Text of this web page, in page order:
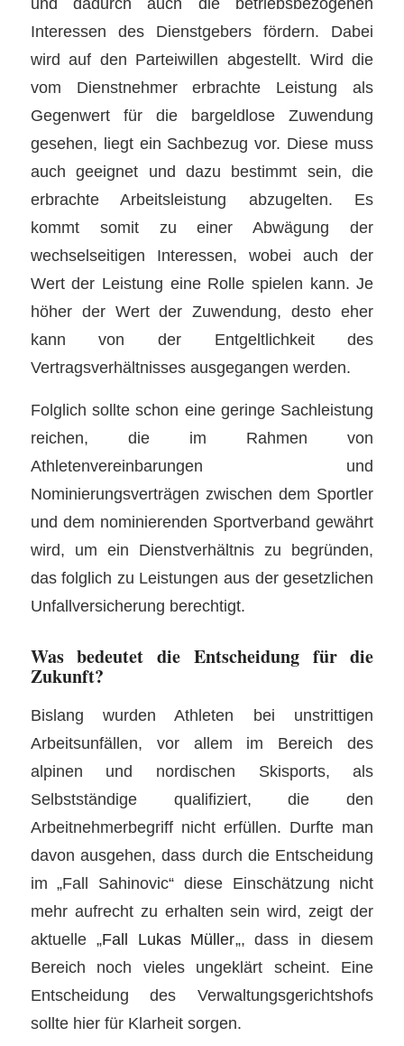
Interessen des Dienstgebers fördern. Dabei
wird auf den Parteiwillen abgestellt. Wird die
vom Dienstnehmer erbrachte Leistung als
Gegenwert für die bargeldlose Zuwendung
gesehen, liegt ein Sachbezug vor. Diese muss
auch geeignet und dazu bestimmt sein, die
erbrachte Arbeitsleistung abzugelten. Es
kommt somit zu einer Abwägung der
wechselseitigen Interessen, wobei auch der
Wert der Leistung eine Rolle spielen kann. Je
höher der Wert der Zuwendung, desto eher
kann von der Entgeltlichkeit des
Vertragsverhältnisses ausgegangen werden.
Folglich sollte schon eine geringe Sachleistung
reichen, die im Rahmen von
Athletenvereinbarungen und
Nominierungsverträgen zwischen dem Sportler
und dem nominierenden Sportverband gewährt
wird, um ein Dienstverhältnis zu begründen,
das folglich zu Leistungen aus der gesetzlichen
Unfallversicherung berechtigt.
Was bedeutet die Entscheidung für die
Zukunft?
Bislang wurden Athleten bei unstrittigen
Arbeitsunfällen, vor allem im Bereich des
alpinen und nordischen Skisports, als
Selbstständige qualifiziert, die den
Arbeitnehmerbegriff nicht erfüllen. Durfte man
davon ausgehen, dass durch die Entscheidung
im „Fall Sahinovic“ diese Einschätzung nicht
mehr aufrecht zu erhalten sein wird, zeigt der
aktuelle „Fall Lukas Müller„, dass in diesem
Bereich noch vieles ungeklärt scheint. Eine
Entscheidung des Verwaltungsgerichtshofs
sollte hier für Klarheit sorgen.